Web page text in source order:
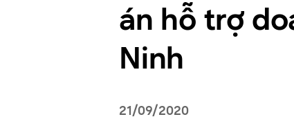
án hỗ trợ
Ninh
21/09/2020